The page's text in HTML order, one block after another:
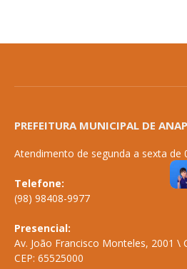
PREFEITURA MUNICIPAL DE
Atendimento de segunda a sexta de
Telefone:
(98) 98408-9977
Presencial:
Av. João Francisco Monteles, 2001 \
CEP: 65525000